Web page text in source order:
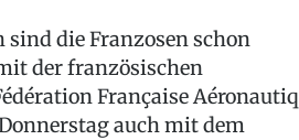
die Franzosen schon
der französischen
Française
auch mit dem